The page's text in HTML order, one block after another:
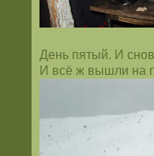
День пятый. И
И всё ж вышли на